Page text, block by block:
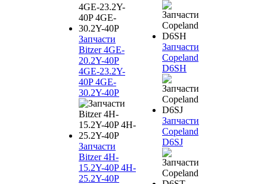
Запчасти
Bitzer 4GE-
20.2Y-40P
4GE-23.2Y-
40P 4GE-
30.2Y-40P
Запчасти
Bitzer 4H-
15.2Y-40P 4H-
25.2Y-40P
Запчасти
Copeland
D6SH
Запчасти
Copeland
D6SJ